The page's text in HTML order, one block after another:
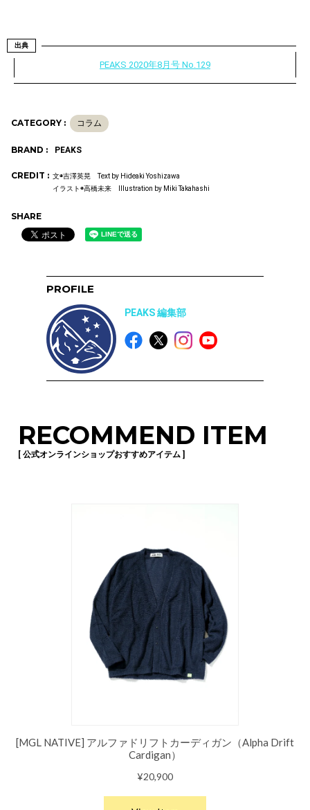
出典
PEAKS 2020年8月号 No.129
CATEGORY : コラム
BRAND : PEAKS
CREDIT : 文◉吉澤英晃 Text by Hideaki Yoshizawa
イラスト◉高橋未来 Illustration by Miki Takahashi
SHARE
PROFILE
PEAKS 編集部
RECOMMEND ITEM
[ 公式オンラインショップおすすめアイテム ]